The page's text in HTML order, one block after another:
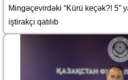
Mingəçevirdəki “Kürü keçək?! 5”
iştirakçı qatılıb